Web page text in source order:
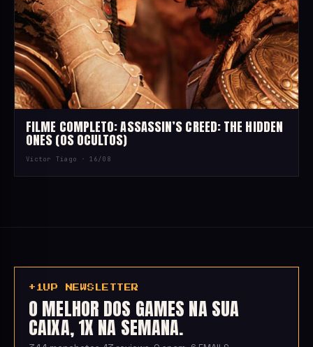
FILME COMPLETO: ASSASSIN’S CREED: THE HIDDEN
ONES (OS OCULTOS)
Victor Tiago ·16/08
+1UP NEWSLETTER
O MELHOR DOS GAMES NA SUA
CAIXA, 1X NA SEMANA.